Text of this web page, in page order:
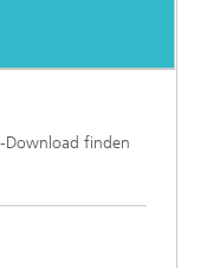
Download finden